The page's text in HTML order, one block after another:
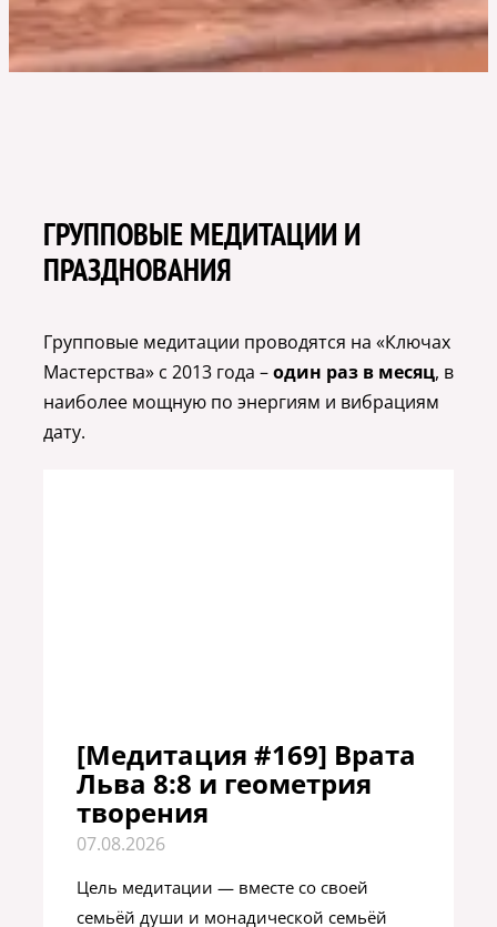
ГРУППОВЫЕ МЕДИТАЦИИ И
ПРАЗДНОВАНИЯ
Групповые медитации проводятся на «Ключах
Мастерства» с 2013 года –один раз в месяц, в
наиболее мощную по энергиям и вибрациям
дату.
[Медитация #169] Врата
Льва 8:8 и геометрия
творения
07.08.2026
Цель медитации — вместе со своей
семьёй души и монадической семьёй